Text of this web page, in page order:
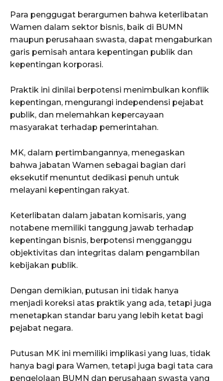
Para penggugat berargumen bahwa keterlibatan
Wamen dalam sektor bisnis, baik di BUMN
maupun perusahaan swasta, dapat mengaburkan
garis pemisah antara kepentingan publik dan
kepentingan korporasi.
Praktik ini dinilai berpotensi menimbulkan konflik
kepentingan, mengurangi independensi pejabat
publik, dan melemahkan kepercayaan
masyarakat terhadap pemerintahan.
MK, dalam pertimbangannya, menegaskan
bahwa jabatan Wamen sebagai bagian dari
eksekutif menuntut dedikasi penuh untuk
melayani kepentingan rakyat.
Keterlibatan dalam jabatan komisaris, yang
notabene memiliki tanggung jawab terhadap
kepentingan bisnis, berpotensi mengganggu
objektivitas dan integritas dalam pengambilan
kebijakan publik.
Dengan demikian, putusan ini tidak hanya
menjadi koreksi atas praktik yang ada, tetapi juga
menetapkan standar baru yang lebih ketat bagi
pejabat negara.
Putusan MK ini memiliki implikasi yang luas, tidak
hanya bagi para Wamen, tetapi juga bagi tata cara
pengelolaan BUMN dan perusahaan swasta yang